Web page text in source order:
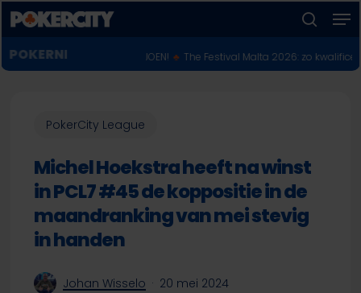
Skip
to
main
content
POKERNIEUWS
VOOR $10 MILJOEN! The Festival Malta 2026: zo kwalificeer je je
PokerCity League
Michel Hoekstra heeft na winst
in PCL7 #45 de koppositie in de
maandranking van mei stevig
in handen
Johan Wisselo 20 mei 2024
Menu
sluiten